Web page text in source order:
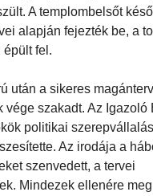
A templombelsőt
alapján fejezték be, a
épült fel.
után a sikeres
vége szakadt. Az Igazoló
politikai
Az irodája a
szenvedett, a tervei
Mindezek ellenére